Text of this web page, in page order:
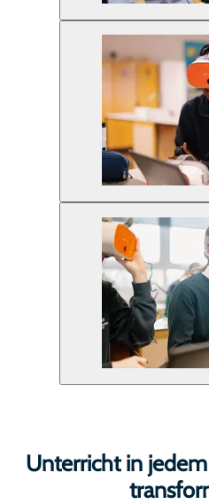
Unterricht in jedem